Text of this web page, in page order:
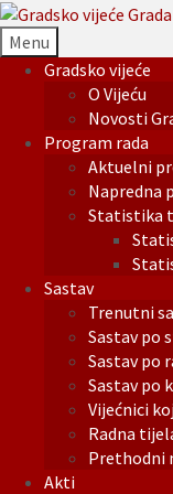
Menu
Gradsko vijeće
O Vijeću
Novosti
Program rada
Aktuelni
Napredna
Statistika
Sastav
Trenutni
Sastav po
Sastav po
Sastav po
Vijećnici
Radna
Prethodni
Akti